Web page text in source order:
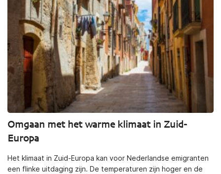
Omgaan met het warme klimaat in Zuid-
Europa
Het klimaat in Zuid-Europa kan voor Nederlandse emigranten
een flinke uitdaging zijn. De temperaturen zijn hoger en de